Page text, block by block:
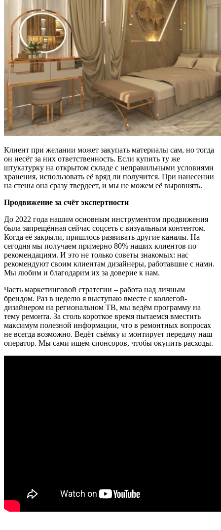
Клиент при желании может закупать материалы сам, но тогда
он несёт за них ответственность. Если купить ту же
штукатурку на открытом складе с неправильными условиями
хранения, использовать её вряд ли получится. При нанесении
на стены она сразу твердеет, и мы не можем её выровнять.
Продвижение за счёт экспертности
До 2022 года нашим основным инструментом продвижения
была запрещённая сейчас соцсеть с визуальным контентом.
Когда её закрыли, пришлось развивать другие каналы. На
сегодня мы получаем примерно 80% наших клиентов по
рекомендациям. И это не только советы знакомых: нас
рекомендуют своим клиентам дизайнеры, работавшие с нами.
Мы любим и благодарим их за доверие к нам.
Часть маркетинговой стратегии – работа над личным
брендом. Раз в неделю я выступаю вместе с коллегой-
дизайнером на региональном ТВ, мы ведём программу на
тему ремонта. За столь короткое время пытаемся вместить
максимум полезной информации, что в ремонтных вопросах
не всегда возможно. Ведёт съёмку и монтирует передачу наш
оператор. Мы сами ищем спонсоров, чтобы окупить расходы.